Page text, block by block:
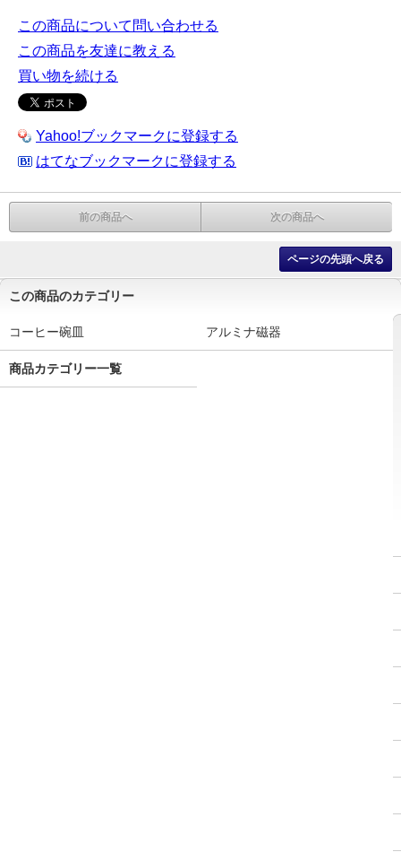
この商品について問い合わせる
この商品を友達に教える
買い物を続ける
Yahoo!ブックマークに登録する
はてなブックマークに登録する
前の商品へ 次の商品へ
ページの先頭へ戻る
この商品のカテゴリー
コーヒー碗皿 アルミナ磁器
商品カテゴリー一覧